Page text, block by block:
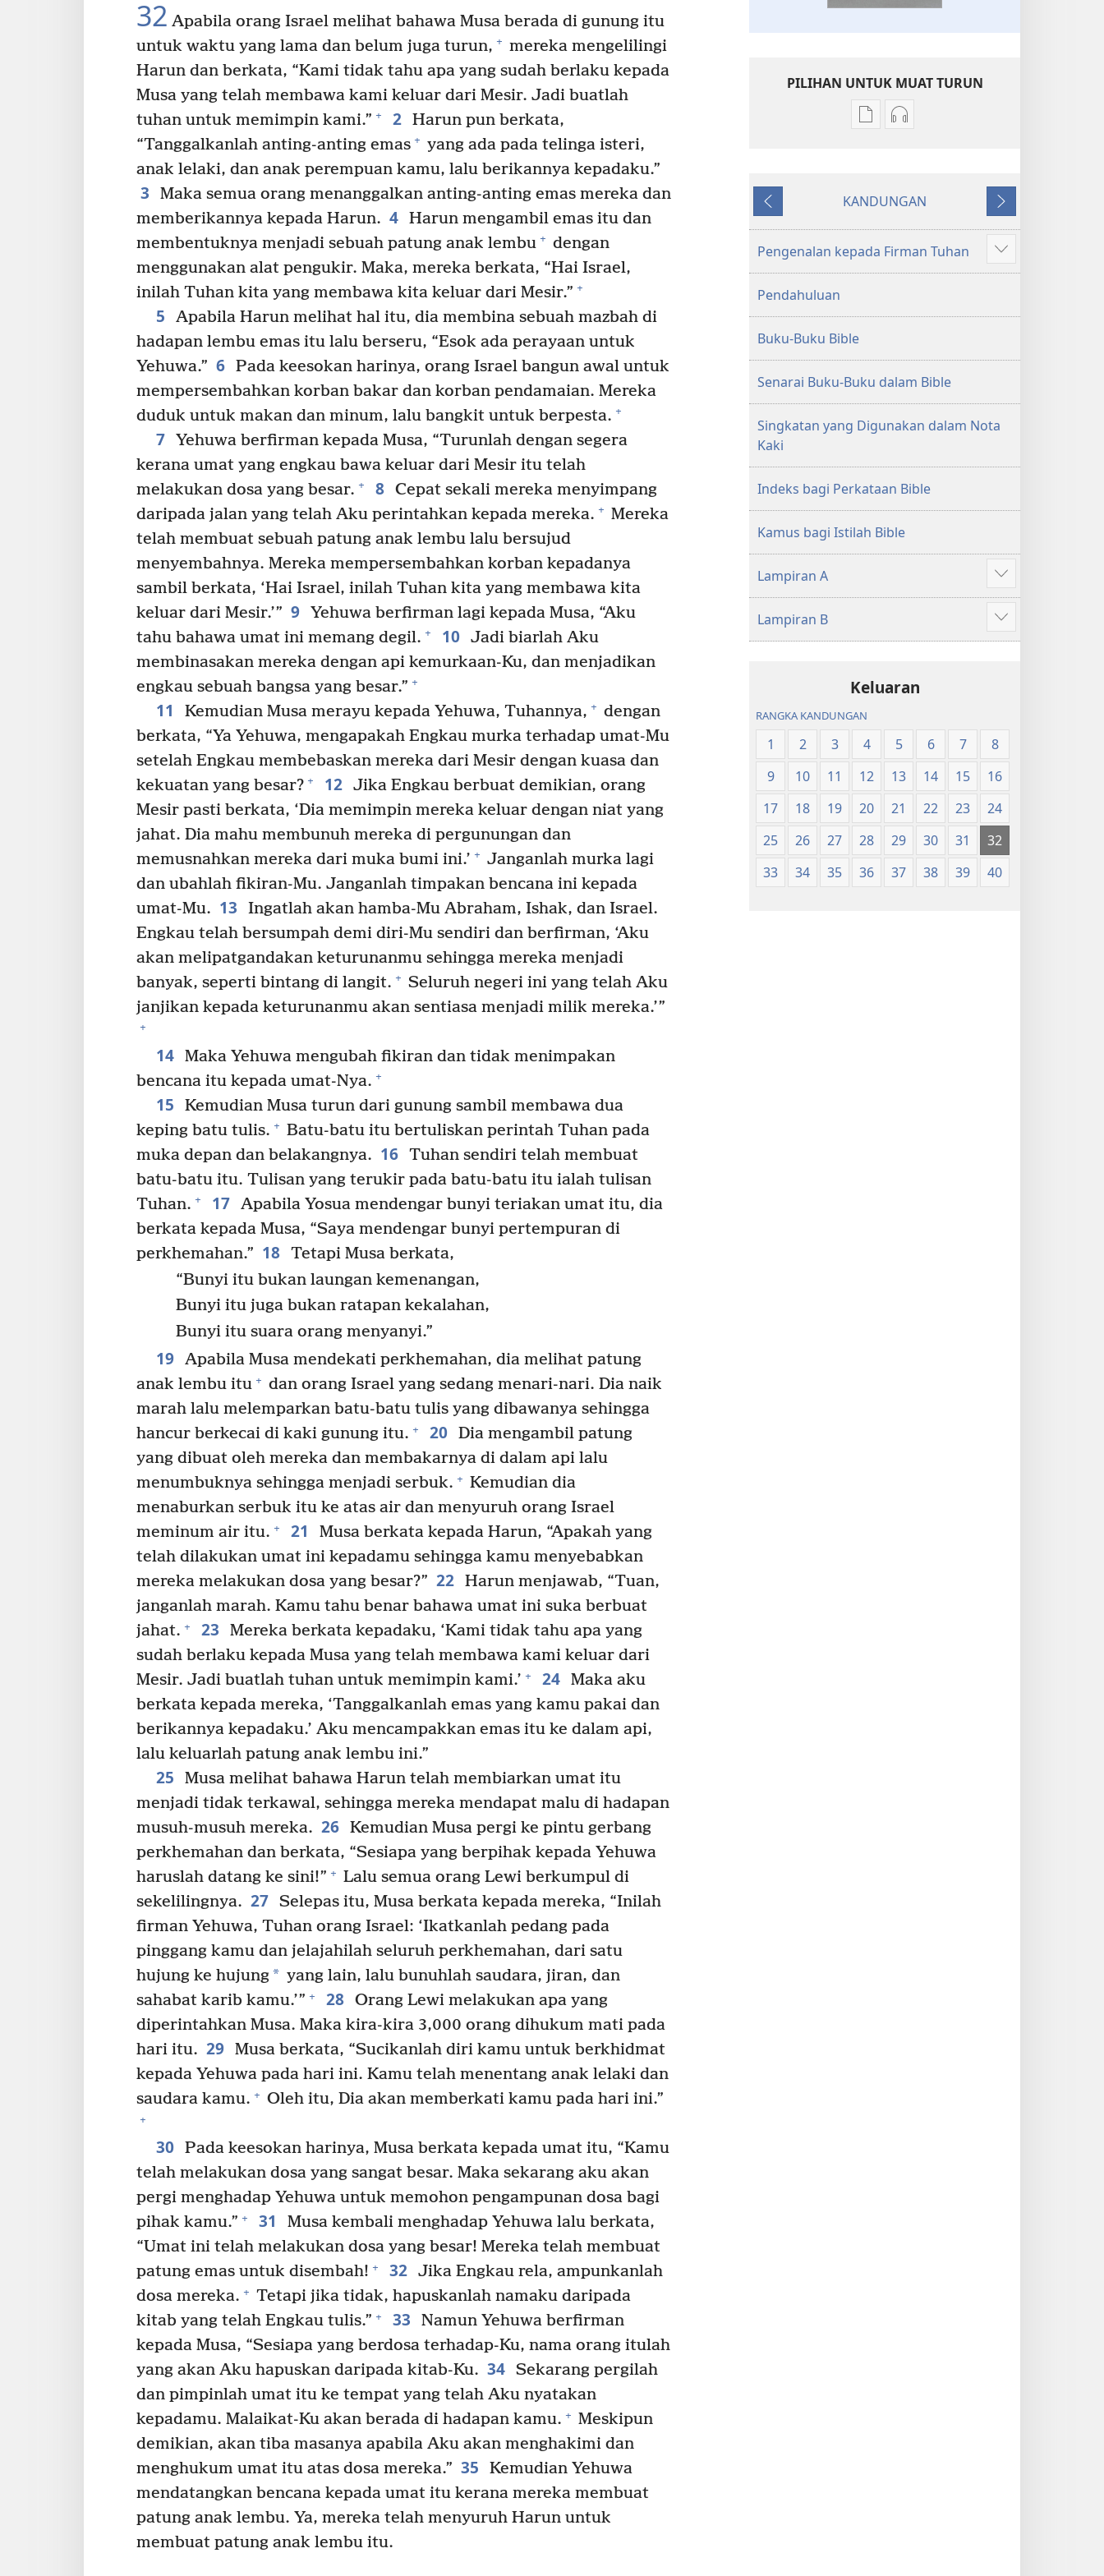
32 Apabila orang Israel melihat bahawa Musa berada di gunung itu
untuk waktu yang lama dan belum juga turun, + mereka mengelilingi
Harun dan berkata, “Kami tidak tahu apa yang sudah berlaku kepada
Musa yang telah membawa kami keluar dari Mesir. Jadi buatlah
tuhan untuk memimpin kami.” + 2 Harun pun berkata,
“Tanggalkanlah anting-anting emas + yang ada pada telinga isteri,
anak lelaki, dan anak perempuan kamu, lalu berikannya kepadaku.”
3
Maka semua orang menanggalkan anting-anting emas mereka dan
memberikannya kepada Harun. 4 Harun mengambil emas itu dan
membentuknya menjadi sebuah patung anak lembu + dengan
menggunakan alat pengukir. Maka, mereka berkata, “Hai Israel,
inilah Tuhan kita yang membawa kita keluar dari Mesir.” +
5
Apabila Harun melihat hal itu, dia membina sebuah mazbah di
hadapan lembu emas itu lalu berseru, “Esok ada perayaan untuk
Yehuwa.” 6 Pada keesokan harinya, orang Israel bangun awal untuk
mempersembahkan korban bakar dan korban pendamaian. Mereka
duduk untuk makan dan minum, lalu bangkit untuk berpesta. +
7 Yehuwa berfirman kepada Musa, “Turunlah dengan segera
kerana umat yang engkau bawa keluar dari Mesir itu telah
melakukan dosa yang besar. + 8 Cepat sekali mereka menyimpang
daripada jalan yang telah Aku perintahkan kepada mereka. + Mereka
telah membuat sebuah patung anak lembu lalu bersujud
menyembahnya. Mereka mempersembahkan korban kepadanya
sambil berkata, ‘Hai Israel, inilah Tuhan kita yang membawa kita
keluar dari Mesir.’” 9 Yehuwa berfirman lagi kepada Musa, “Aku
tahu bahawa umat ini memang degil. + 10 Jadi biarlah Aku
membinasakan mereka dengan api kemurkaan-Ku, dan menjadikan
engkau sebuah bangsa yang besar.” +
11 Kemudian Musa merayu kepada Yehuwa, Tuhannya, + dengan
berkata, “Ya Yehuwa, mengapakah Engkau murka terhadap umat-Mu
setelah Engkau membebaskan mereka dari Mesir dengan kuasa dan
kekuatan yang besar? + 12 Jika Engkau berbuat demikian, orang
Mesir pasti berkata, ‘Dia memimpin mereka keluar dengan niat yang
jahat. Dia mahu membunuh mereka di pergunungan dan
memusnahkan mereka dari muka bumi ini.’ + Janganlah murka lagi
dan ubahlah fikiran-Mu. Janganlah timpakan bencana ini kepada
umat-Mu. 13
Ingatlah akan hamba-Mu Abraham, Ishak, dan Israel.
Engkau telah bersumpah demi diri-Mu sendiri dan berfirman, ‘Aku
akan melipatgandakan keturunanmu sehingga mereka menjadi
banyak, seperti bintang di langit. + Seluruh negeri ini yang telah Aku
janjikan kepada keturunanmu akan sentiasa menjadi milik mereka.’”
+
14 Maka Yehuwa mengubah fikiran dan tidak menimpakan
bencana itu kepada umat-Nya. +
15
Kemudian Musa turun dari gunung sambil membawa dua
keping batu tulis. + Batu-batu itu bertuliskan perintah Tuhan pada
muka depan dan belakangnya. 16 Tuhan sendiri telah membuat
batu-batu itu. Tulisan yang terukir pada batu-batu itu ialah tulisan
Tuhan. + 17 Apabila Yosua mendengar bunyi teriakan umat itu, dia
berkata kepada Musa, “Saya mendengar bunyi pertempuran di
perkhemahan.” 18 Tetapi Musa berkata,
“Bunyi itu bukan laungan kemenangan,
Bunyi itu juga bukan ratapan kekalahan,
Bunyi itu suara orang menyanyi.”
19 Apabila Musa mendekati perkhemahan, dia melihat patung
anak lembu itu + dan orang Israel yang sedang menari-nari. Dia naik
marah lalu melemparkan batu-batu tulis yang dibawanya sehingga
hancur berkecai di kaki gunung itu. + 20 Dia mengambil patung
yang dibuat oleh mereka dan membakarnya di dalam api lalu
menumbuknya sehingga menjadi serbuk. + Kemudian dia
menaburkan serbuk itu ke atas air dan menyuruh orang Israel
meminum air itu. + 21
Musa berkata kepada Harun, “Apakah yang
telah dilakukan umat ini kepadamu sehingga kamu menyebabkan
mereka melakukan dosa yang besar?” 22 Harun menjawab, “Tuan,
janganlah marah. Kamu tahu benar bahawa umat ini suka berbuat
jahat. + 23
Mereka berkata kepadaku, ‘Kami tidak tahu apa yang
sudah berlaku kepada Musa yang telah membawa kami keluar dari
Mesir. Jadi buatlah tuhan untuk memimpin kami.’ + 24 Maka aku
berkata kepada mereka, ‘Tanggalkanlah emas yang kamu pakai dan
berikannya kepadaku.’ Aku mencampakkan emas itu ke dalam api,
lalu keluarlah patung anak lembu ini.”
25
Musa melihat bahawa Harun telah membiarkan umat itu
menjadi tidak terkawal, sehingga mereka mendapat malu di hadapan
musuh-musuh mereka. 26 Kemudian Musa pergi ke pintu gerbang
perkhemahan dan berkata, “Sesiapa yang berpihak kepada Yehuwa
haruslah datang ke sini!” + Lalu semua orang Lewi berkumpul di
sekelilingnya. 27 Selepas itu, Musa berkata kepada mereka, “Inilah
firman Yehuwa, Tuhan orang Israel: ‘Ikatkanlah pedang pada
pinggang kamu dan jelajahilah seluruh perkhemahan, dari satu
hujung ke hujung* yang lain, lalu bunuhlah saudara, jiran, dan
sahabat karib kamu.’” + 28 Orang Lewi melakukan apa yang
diperintahkan Musa. Maka kira-kira 3,000 orang dihukum mati pada
hari itu. 29 Musa berkata, “Sucikanlah diri kamu untuk berkhidmat
kepada Yehuwa pada hari ini. Kamu telah menentang anak lelaki dan
saudara kamu. + Oleh itu, Dia akan memberkati kamu pada hari ini.”
+
30 Pada keesokan harinya, Musa berkata kepada umat itu, “Kamu
telah melakukan dosa yang sangat besar. Maka sekarang aku akan
pergi menghadap Yehuwa untuk memohon pengampunan dosa bagi
pihak kamu.” + 31
Musa kembali menghadap Yehuwa lalu berkata,
“Umat ini telah melakukan dosa yang besar! Mereka telah membuat
patung emas untuk disembah! + 32 Jika Engkau rela, ampunkanlah
dosa mereka. + Tetapi jika tidak, hapuskanlah namaku daripada
kitab yang telah Engkau tulis.” + 33
Namun Yehuwa berfirman
kepada Musa, “Sesiapa yang berdosa terhadap-Ku, nama orang itulah
yang akan Aku hapuskan daripada kitab-Ku. 34 Sekarang pergilah
dan pimpinlah umat itu ke tempat yang telah Aku nyatakan
kepadamu. Malaikat-Ku akan berada di hadapan kamu. + Meskipun
demikian, akan tiba masanya apabila Aku akan menghakimi dan
menghukum umat itu atas dosa mereka.” 35
Kemudian Yehuwa
mendatangkan bencana kepada umat itu kerana mereka membuat
patung anak lembu. Ya, mereka telah menyuruh Harun untuk
membuat patung anak lembu itu.
PILIHAN UNTUK MUAT TURUN
Pilihan
bahan
Kitab
Suci
Baharu
Pilihan
audio
Terjemahan
Sebelumnya
KANDUNGAN
Seterusnya
Pengenalan kepada Firman Tuhan
Tunjukkan
lagi
Pendahuluan
Buku-Buku Bible
Senarai Buku-Buku dalam Bible
Singkatan yang Digunakan dalam Nota
Kaki
Indeks bagi Perkataan Bible
Kamus bagi Istilah Bible
Lampiran A
Tunjukkan
lagi
Lampiran B
Tunjukkan
lagi
Keluaran
RANGKA KANDUNGAN
1 2 3 4 5 6 7
8
9
10 11 12 13 14 15
16
17
18 19 20 21 22 23
24
25
26 27 28 29 30 31
32
33
34 35 36 37 38 39 40